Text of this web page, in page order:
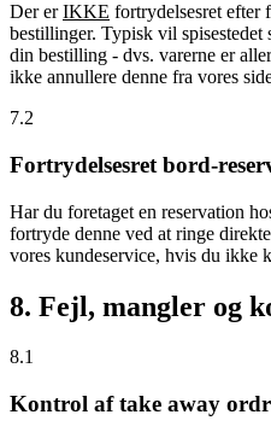
Der erIKKE fortrydelsesret efter
bestillinger. Typisk vil spisestedet
din bestilling - dvs. varerne er
ikke annullere denne fra vores
7.2
Fortrydelsesret bord-
Har du foretaget en reservation
fortryde denne ved at ringe
vores kundeservice, hvis du ikke
8. Fejl, mangler og
8.1
Kontrol af take away